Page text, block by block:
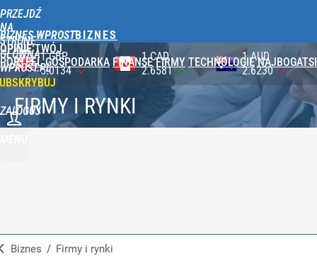
PRZEJDŹ
NA
STRONĘ
GŁÓWNĄ
WPROST.PL
BIZNES WPROST
OPINIE TWÓJ
PORTFEL GOSPODARKA FINANSE FIRMY TECHNOLOGIE NAJBOGATSI
ZALOGUJ
1 CAD
2.6581
1 AUD
2.6230
100 JPY
2.3590
FIRMY I RYNKI
Biznes / Firmy i rynki